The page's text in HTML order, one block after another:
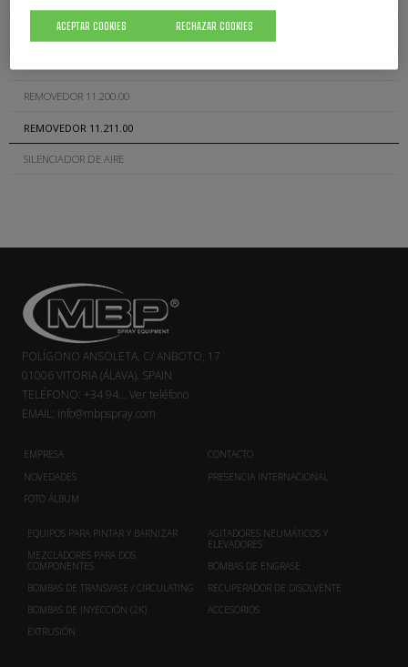
TAPA DEPÓSITO 7.501.00
REMOVEDOR 11.200.00
REMOVEDOR 11.211.00
SILENCIADOR DE AIRE
POLÍGONO ANSOLETA, C/ ANBOTO, 17
01006 VITORIA (ÁLAVA). SPAIN
TELÉFONO: +34 94... Ver teléfono
EMAIL: info@mbpspray.com
EMPRESA
NOVEDADES
FOTO ÁLBUM
CONTACTO
PRESENCIA INTERNACIONAL
EQUIPOS PARA PINTAR Y BARNIZAR
MEZCLADORES PARA DOS
COMPONENTES
BOMBAS DE TRANSVASE / CIRCULATING
BOMBAS DE INYECCIÓN (2K)
EXTRUSIÓN
AGITADORES NEUMÁTICOS Y
ELEVADORES
BOMBAS DE ENGRASE
RECUPERADOR DE DISOLVENTE
ACCESORIOS
RECHAZAR COOKIES
ACEPTAR COOKIES